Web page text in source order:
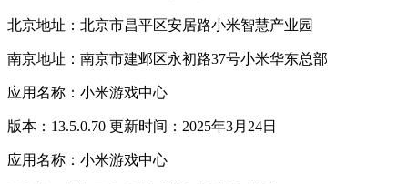
北京地址：北京市昌平区安居路小米智慧产业园
南京地址：南京市建邺区永初路37号小米华东总部
应用名称：小米游戏中心
版本：13.5.0.70 更新时间：2025年3月24日
应用名称：小米游戏中心